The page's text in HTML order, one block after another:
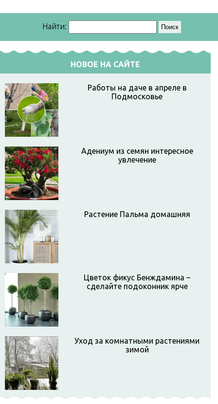
Найти:
НОВОЕ НА САЙТЕ
Работы на даче в апреле в
Подмосковье
Адениум из семян интересное
увлечение
Растение Пальма домашняя
Цветок фикус Бенждамина –
сделайте подоконник ярче
Уход за комнатными растениями
зимой